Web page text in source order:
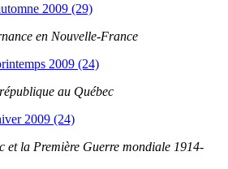
2009 (29)
en Nouvelle-France
2009 (24)
au Québec
2009 (24)
et la Première Guerre mondiale 1914-